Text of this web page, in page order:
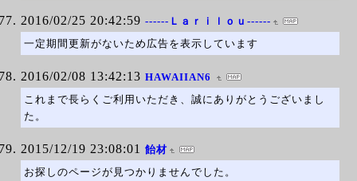
2016/02/25 20:42:59 ------Ｌａｒｉｌｏｕ------
一定期間更新がないため広告を表示しています
2016/02/08 13:42:13 HAWAIIAN6
これまで長らくご利用いただき、誠にありがとうございまし
た。
2015/12/19 23:08:01 飴材
お探しのページが見つかりませんでした。